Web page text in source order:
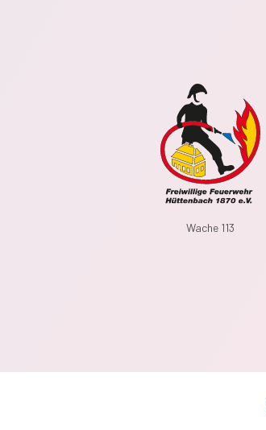
Wache 113